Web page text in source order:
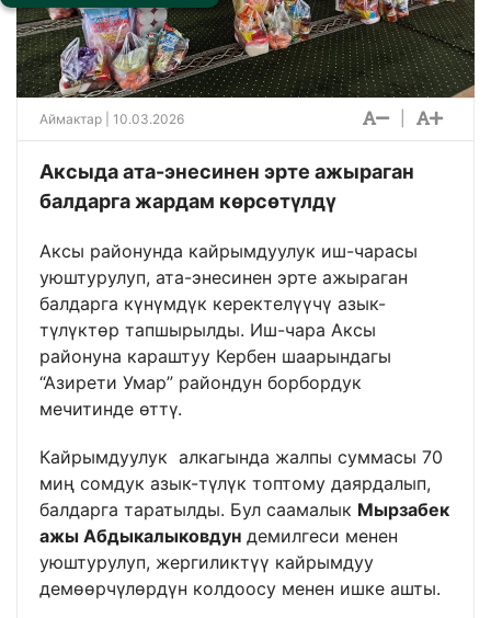
Аймактар | 10.03.2026
Аксыда ата-энесинен эрте ажыраган
балдарга жардам көрсөтүлдү
Аксы районунда кайрымдуулук иш-чарасы
уюштурулуп, ата-энесинен эрте ажыраган
балдарга күнүмдүк керектелүүчү азык-
түлүктөр тапшырылды. Иш-чара Аксы
районуна караштуу Кербен шаарындагы
“Азирети Умар” райондун борбордук
мечитинде өттү.
Кайрымдуулук алкагында жалпы суммасы 70
миң сомдук азык-түлүк топтому даярдалып,
балдарга таратылды. Бул саамалык Мырзабек
ажы Абдыкалыковдун демилгеси менен
уюштурулуп, жергиликтүү кайрымдуу
демөөрчүлөрдүн колдоосу менен ишке ашты.